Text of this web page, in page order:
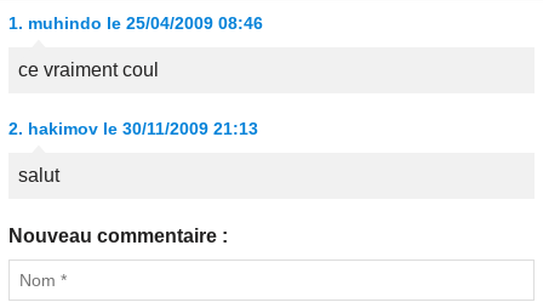
1. muhindo le 25/04/2009 08:46
ce vraiment coul
2. hakimov le 30/11/2009 21:13
salut
Nouveau commentaire :